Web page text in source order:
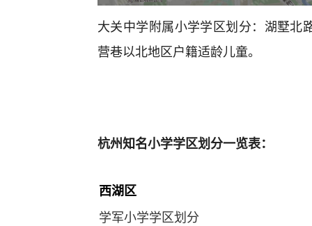
大关中学附属小学学区划分：湖墅北
营巷以北地区户籍适龄儿童。
杭州知名小学学区划分一览表：
西湖区
学军小学学区划分